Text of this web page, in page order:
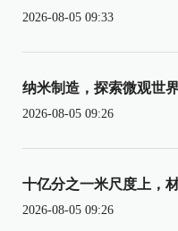
2026-08-05 09:33
纳米制造，探索微观世
2026-08-05 09:26
十亿分之一米尺度上，
2026-08-05 09:26